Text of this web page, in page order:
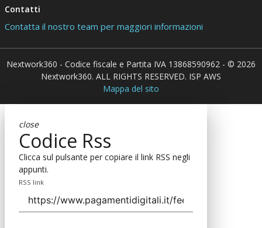
Contatti
Contatta il nostro team per maggiori informazioni
Nextwork360 - Codice fiscale e Partita IVA 13868590962 - © 2026
Nextwork360. ALL RIGHTS RESERVED. ISP AWS
Mappa del sito
close
Codice Rss
Clicca sul pulsante per copiare il link RSS negli
appunti.
RSS link